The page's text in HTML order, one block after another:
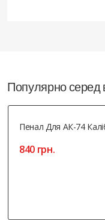
Популярно серед
Пенал Для АК-74
840 грн.